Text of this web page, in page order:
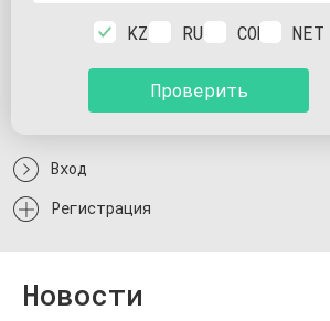
Проверить
KZ RU COM NET
Вход
Регистрация
Новости